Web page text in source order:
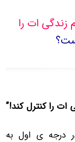
زندگی ات را
ات را کنترل کند!”
درجه ی اول به